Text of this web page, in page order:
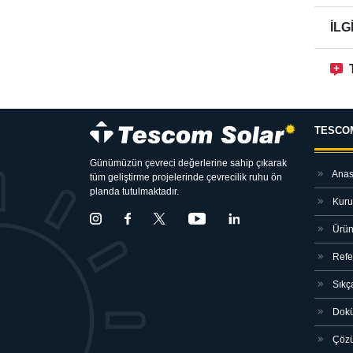
Günümüzün çevreci değerlerine sahip çıkarak
tüm geliştirme projelerinde çevrecilik ruhu ön
planda tutulmaktadır.